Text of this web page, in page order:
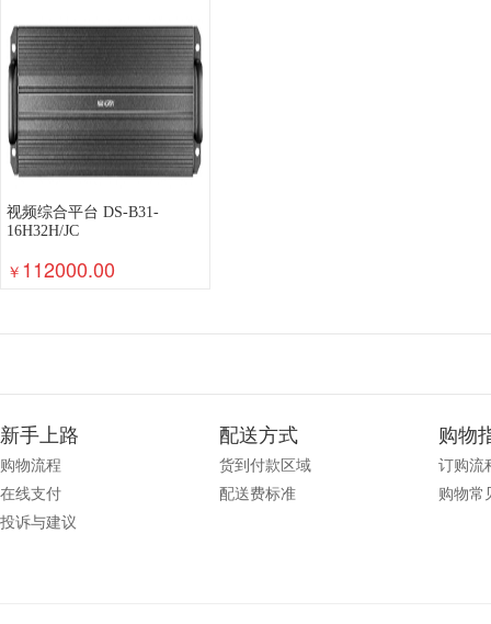
视频综合平台 DS-B31-
16H32H/JC
￥ 112000.00
新手上路
购物流程
在线支付
投诉与建议
配送方式
货到付款区域
配送费标准
购物
订购流
购物常